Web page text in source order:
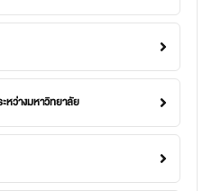
หว่างมหาวิทยาลัย